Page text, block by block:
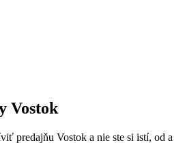
Vostok
predajňu Vostok a nie ste si istí, od a